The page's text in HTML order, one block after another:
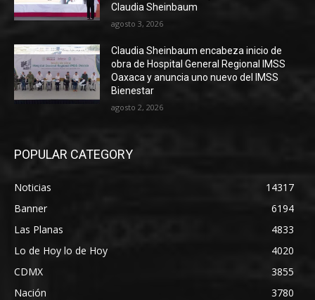
Claudia Sheinbaum
agosto 3, 2026
Claudia Sheinbaum encabeza inicio de
obra de Hospital General Regional IMSS
Oaxaca y anuncia uno nuevo del IMSS
Bienestar
agosto 2, 2026
POPULAR CATEGORY
Noticias
14317
Banner
6194
Las Planas
4833
Lo de Hoy lo de Hoy
4020
CDMX
3855
Nación
3780